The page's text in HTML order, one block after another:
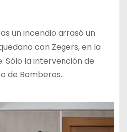
un incendio arrasó un
con Zegers, en la
Sólo la intervención de
de Bomberos…